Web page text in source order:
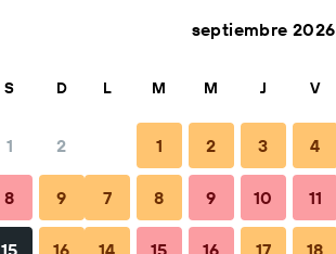
Total noche
S D
1 2
8 9
15 16
septiembre 2026
L M M J V
1 2 3 4
7 8 9 10 11
14 15 16 17 18